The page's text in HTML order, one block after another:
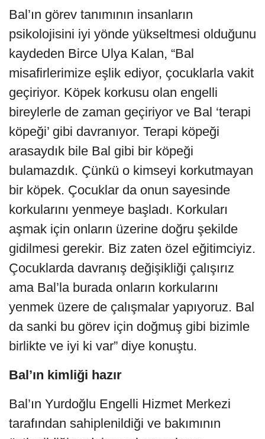
Bal’ın görev tanımının insanların
psikolojisini iyi yönde yükseltmesi olduğunu
kaydeden Birce Ulya Kalan, “Bal
misafirlerimize eşlik ediyor, çocuklarla vakit
geçiriyor. Köpek korkusu olan engelli
bireylerle de zaman geçiriyor ve Bal ‘terapi
köpeği’ gibi davranıyor. Terapi köpeği
arasaydık bile Bal gibi bir köpeği
bulamazdık. Çünkü o kimseyi korkutmayan
bir köpek. Çocuklar da onun sayesinde
korkularını yenmeye başladı. Korkuları
aşmak için onların üzerine doğru şekilde
gidilmesi gerekir. Biz zaten özel eğitimciyiz.
Çocuklarda davranış değişikliği çalışırız
ama Bal’la burada onların korkularını
yenmek üzere de çalışmalar yapıyoruz. Bal
da sanki bu görev için doğmuş gibi bizimle
birlikte ve iyi ki var” diye konuştu.
Bal’ın kimliği hazır
Bal’ın Yurdoğlu Engelli Hizmet Merkezi
tarafından sahiplenildiği ve bakımının